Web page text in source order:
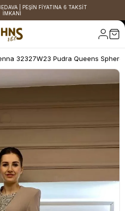
| PEŞİN FİYATINA 6 TAKSİT
İMKANI
32327W23 Pudra Queens Sphere